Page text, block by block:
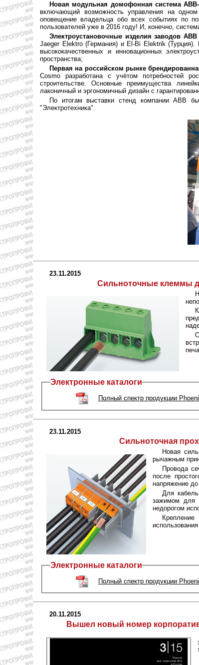
Новая модульная домофонная система
включающий возможность управления на
оповещение владельца обо всех событиях по
пользователей уже в 2016 году! И, конечно,
Электроустановочные изделия заводов
Jaeger Elektro (Германия) и El-Bi Elektrik (Турция).
высококачественных и инновационных
пространства;
Первая на российском рынке
Cosmo разработана с учётом потребностей
строительстве. Основные преимущества
лаконичный и эргономичный дизайн с
По итогам выставки стенд компании ABB
"Электротехника".
23.11.2015
Сильноточные клеммы
Электронные каталоги
Полный спектр продукции
23.11.2015
Сильноточная
Новая
рычажным
Провода
после
напряжение
Для
зажимом для
недорогом
Электронные каталоги
Полный спектр продукции
20.11.2015
Вышел новый номер